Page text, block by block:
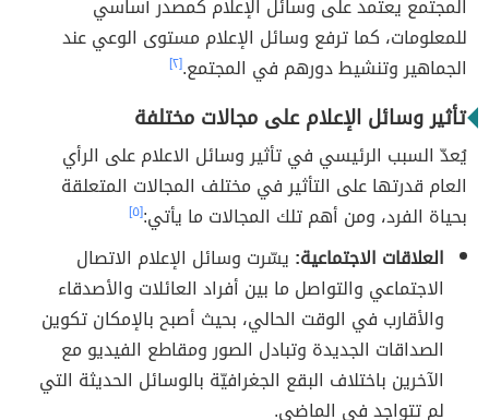
المجتمع يعتمد على وسائل الإعلام كمصدر أساسي
للمعلومات، كما ترفع وسائل الإعلام مستوى الوعي عند
الجماهير وتنشيط دورهم في المجتمع.[٢]
تأثير وسائل الإعلام على مجالات مختلفة
يُعدّ السبب الرئيسي في تأثير وسائل الاعلام على الرأي
العام قدرتها على التأثير في مختلف المجالات المتعلقة
بحياة الفرد، ومن أهم تلك المجالات ما يأتي:[٥]
العلاقات الاجتماعية: يسّرت وسائل الإعلام الاتصال
الاجتماعي والتواصل ما بين أفراد العائلات والأصدقاء
والأقارب في الوقت الحالي، بحيث أصبح بالإمكان تكوين
الصداقات الجديدة وتبادل الصور ومقاطع الفيديو مع
الآخرين باختلاف البقع الجغرافيّة بالوسائل الحديثة التي
لم تتواجد في الماضي.